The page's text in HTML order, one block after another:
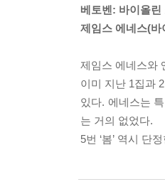
베토벤: 바이올린
제임스 에네스(
제임스 에네스와
이미 지난 1집과
있다. 에네스는
는 거의 없었다.
5번 ‘봄’ 역시 단